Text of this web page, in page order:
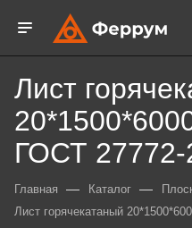
Лист
ГОСТ 27772-
Главная — Каталог —
Лист горячекатаный